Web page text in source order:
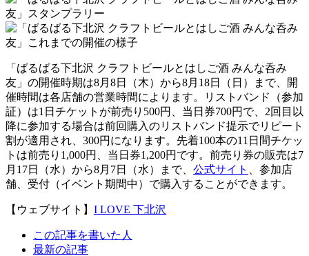
「ばるばる下北沢 クラフトビールとはしご酒 みんな呑み
友」の開催時期は8月8日（木）から8月18日（日）まで、開
催時間は各店舗の営業時間によります。リストバンド（参加
証）は1日チケットが前売り500円、当日券700円で、2回目以
降に参加する場合は前回購入のリストバンド提示でリピート
割が適用され、300円になります。先着100本の11日間チケッ
トは前売り1,000円、当日券1,200円です。前売り券の販売は7
月17日（水）から8月7日（水）まで、 公式サイト
、参加店
舗、受付（イベント期間中）で購入することができます。
【ウェブサイト】 I LOVE 下北沢
following
この記事を書いた人
最新の記事